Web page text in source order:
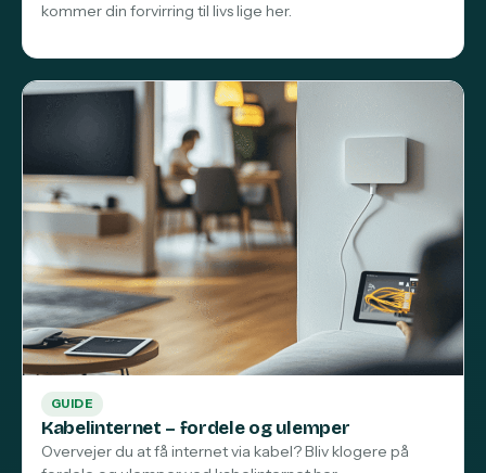
kommer din forvirring til livs lige her.
GUIDE
Kabelinternet – fordele og ulemper
Overvejer du at få internet via kabel? Bliv klogere på